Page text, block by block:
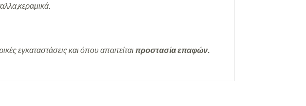
εγκαταστάσεις και όπου απαιτείται προστασία επαφών.